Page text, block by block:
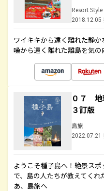
Resort Style
2018.12.05
ワイキキから遠く離れた静
噪から遠く離れた離島を気
０７
３訂版
島旅
2022.07.21
ようこそ種子島へ！絶景ス
で、島の人たちが教えてく
あ、島旅へ